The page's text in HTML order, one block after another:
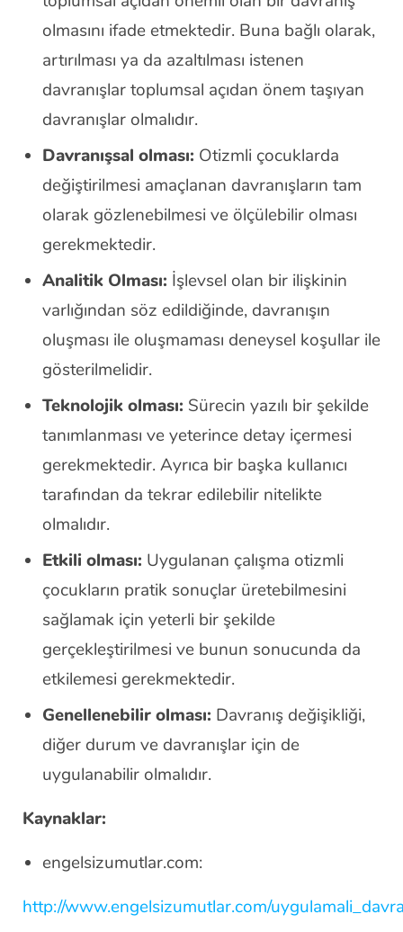
olmasını ifade etmektedir. Buna bağlı olarak,
artırılması ya da azaltılması istenen
davranışlar toplumsal açıdan önem taşıyan
davranışlar olmalıdır.
Davranışsal olması: Otizmli çocuklarda
değiştirilmesi amaçlanan davranışların tam
olarak gözlenebilmesi ve ölçülebilir olması
gerekmektedir.
Analitik Olması: İşlevsel olan bir ilişkinin
varlığından söz edildiğinde, davranışın
oluşması ile oluşmaması deneysel koşullar ile
gösterilmelidir.
Teknolojik olması: Sürecin yazılı bir şekilde
tanımlanması ve yeterince detay içermesi
gerekmektedir. Ayrıca bir başka kullanıcı
tarafından da tekrar edilebilir nitelikte
olmalıdır.
Etkili olması: Uygulanan çalışma otizmli
çocukların pratik sonuçlar üretebilmesini
sağlamak için yeterli bir şekilde
gerçekleştirilmesi ve bunun sonucunda da
etkilemesi gerekmektedir.
Genellenebilir olması: Davranış değişikliği,
diğer durum ve davranışlar için de
uygulanabilir olmalıdır.
Kaynaklar:
engelsizumutlar.com:
http://www.engelsizumutlar.com/